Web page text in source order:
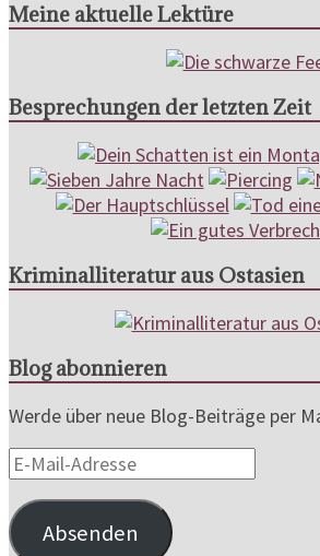
Meine aktuelle Lektüre
Besprechungen der letzten Zeit
Kriminalliteratur aus Ostasien
Blog abonnieren
Werde über neue Blog-Beiträge per
E-
Mail-
Adresse
Absenden